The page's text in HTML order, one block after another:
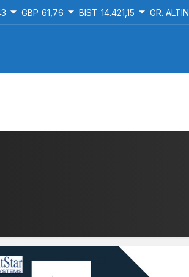
GBP 61,76 BIST 14.421,15 GR. ALTIN
Gece Modu
Gece modunu seçin.